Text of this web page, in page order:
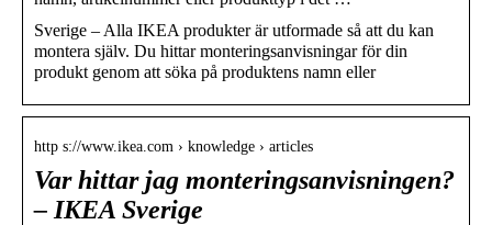
Sverige – Alla IKEA produkter är utformade så att du kan
montera själv. Du hittar monteringsanvisningar för din
produkt genom att söka på produktens namn eller
http s://www.ikea.com › knowledge › articles
Var hittar jag monteringsanvisningen?
– IKEA Sverige